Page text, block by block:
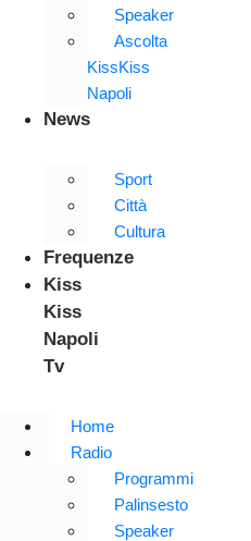
Speaker
Ascolta
KissKiss
Napoli
News
Sport
Città
Cultura
Frequenze
Kiss
Kiss
Napoli
Tv
Home
Radio
Programmi
Palinsesto
Speaker